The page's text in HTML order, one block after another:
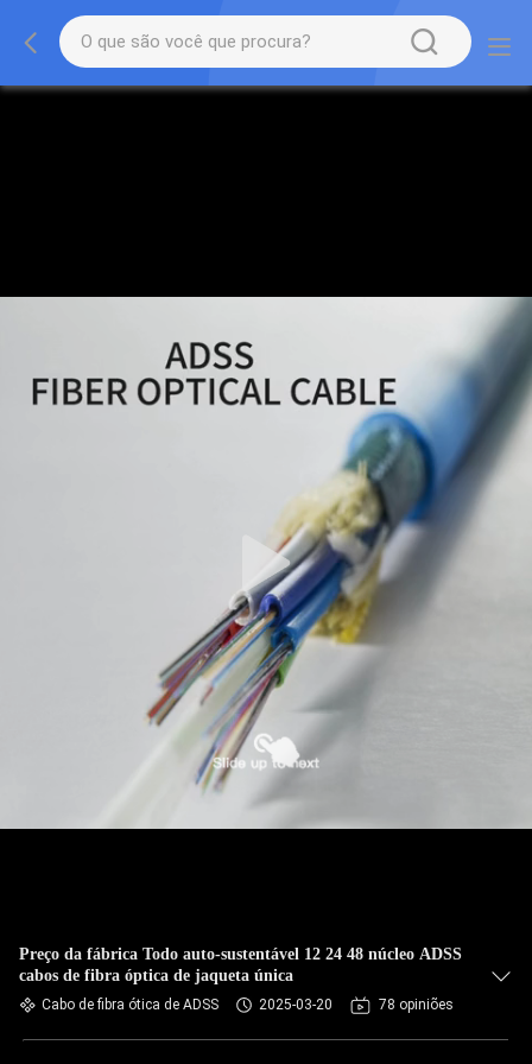
Preço da fábrica Todo auto-sustentável 12 24 48 núcleo ADSS
cabos de fibra óptica de jaqueta única
Cabo de fibra ótica de ADSS 2025-03-20 78 opiniões